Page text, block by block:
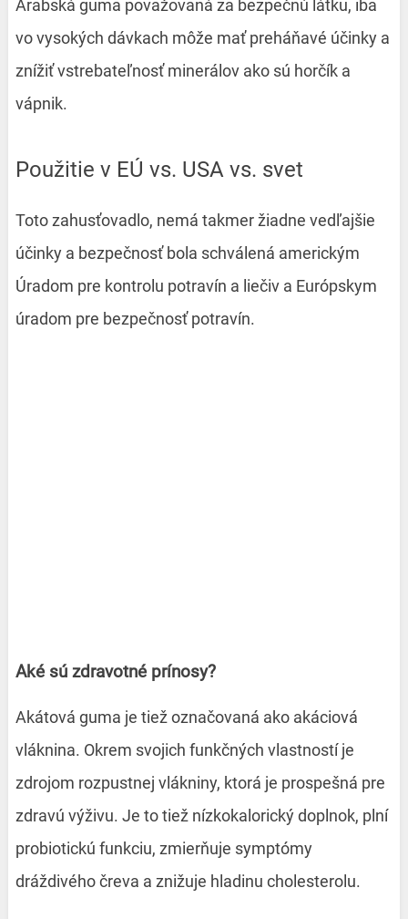
Arabská guma považovaná za bezpečnú látku, iba
vo vysokých dávkach môže mať preháňavé účinky a
znížiť vstrebateľnosť minerálov ako sú horčík a
vápnik.
Použitie v EÚ vs. USA vs. svet
Toto zahusťovadlo, nemá takmer žiadne vedľajšie
účinky a bezpečnosť bola schválená americkým
Úradom pre kontrolu potravín a liečiv a Európskym
úradom pre bezpečnosť potravín.
Aké sú zdravotné prínosy?
Akátová guma je tiež označovaná ako akáciová
vláknina. Okrem svojich funkčných vlastností je
zdrojom rozpustnej vlákniny, ktorá je prospešná pre
zdravú výživu. Je to tiež nízkokalorický doplnok, plní
probiotickú funkciu, zmierňuje symptómy
dráždivého čreva a znižuje hladinu cholesterolu.